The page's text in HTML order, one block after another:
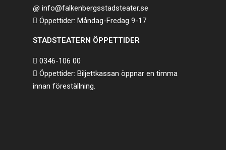
info@falkenbergsstadsteater.se
Öppettider: Måndag-Fredag 9-17
STADSTEATERN ÖPPETTIDER
0346-106 00
Öppettider: Biljettkassan öppnar en timma
innan föreställning.